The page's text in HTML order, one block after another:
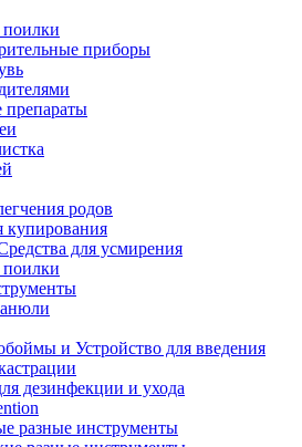
приборы
препараты
родов
купирования
для усмирения
и Устройство для введения
дезинфекции и ухода
разные инструменты